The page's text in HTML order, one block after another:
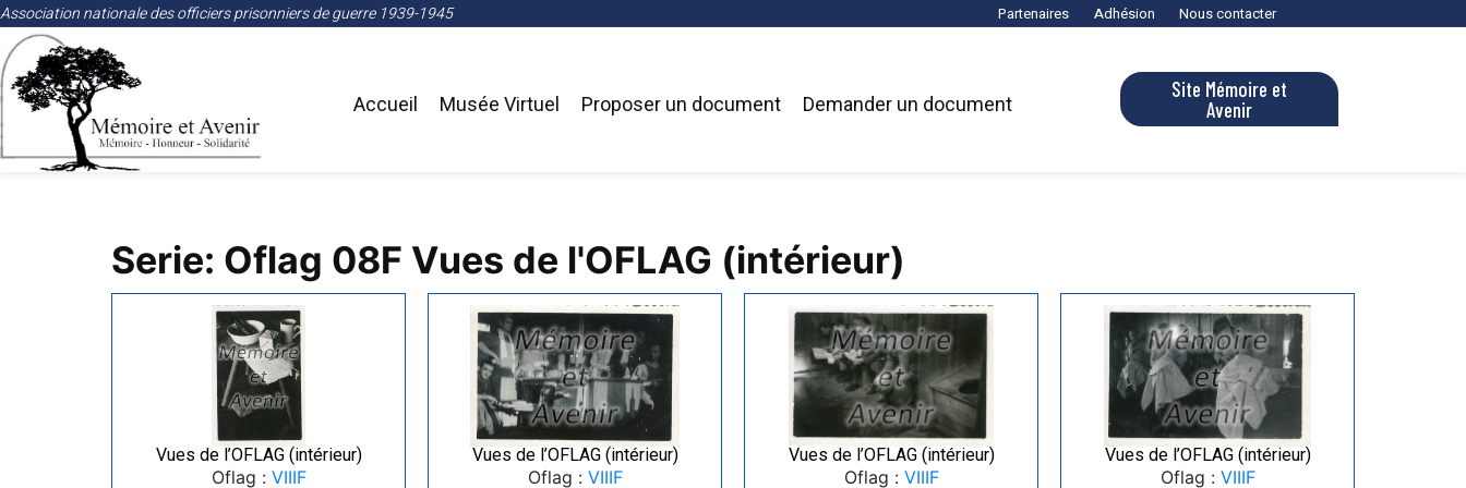
Association nationale des officiers prisonniers de guerre 1939-1945 Partenaires Adhésion Nous contacter
Accueil Musée Virtuel Proposer un document Demander un document
Site Mémoire et
Avenir
Serie: Oflag 08F Vues de l'OFLAG (intérieur)
Vues de l’OFLAG (intérieur)
Oflag : VIIIF
Vues de l’OFLAG (intérieur)
Oflag : VIIIF
Vues de l’OFLAG (intérieur)
Oflag : VIIIF
Vues de l’OFLAG (intérieur)
Oflag : VIIIF